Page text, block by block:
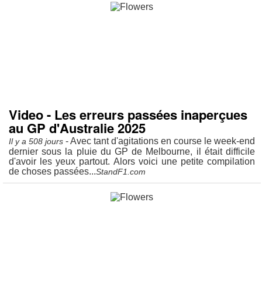
Video - Les erreurs passées inaperçues
au GP d'Australie 2025
Il y a 508 jours - Avec tant d'agitations en course le week-end
dernier sous la pluie du GP de Melbourne, il était difficile
d'avoir les yeux partout. Alors voici une petite compilation
de choses passées...StandF1.com